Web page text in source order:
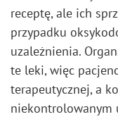
receptę, ale ich
przypadku
uzależnienia.
te leki, więc
terapeutycznej, a
niekontrolowanym